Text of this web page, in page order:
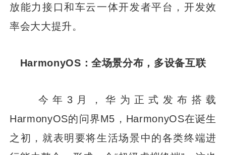
放能力接口和车云一体开发者平台，开发效
率会大大提升。
HarmonyOS：全场景分布，多设备互联
今年3月，华为正式发布搭载
HarmonyOS的问界M5，HarmonyOS在诞生
之初，就表明要将生活场景中的各类终端进